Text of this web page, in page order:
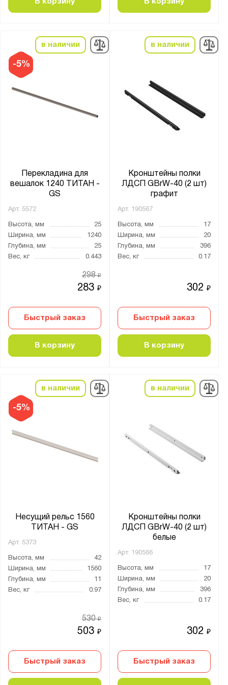
В корзину В корзину
-5%
в наличии
Перекладина для
вешалок 1240 ТИТАН -
GS
Арт. 5572
Высота, мм
25
Ширина, мм
1240
Глубина, мм
25
Вес, кг
0.443
283₽
298₽
Быстрый заказ
В корзину
в наличии
Кронштейны полки
ЛДСП GBrW-40 (2 шт)
графит
Арт. 190567
Высота, мм
17
Ширина, мм
20
Глубина, мм
396
Вес, кг
0.17
302₽
Быстрый заказ
В корзину
-5%
в наличии
Несущий рельс 1560
ТИТАН - GS
Арт. 5373
Высота, мм
42
Ширина, мм
1560
Глубина, мм
11
Вес, кг
0.97
503₽
530₽
Быстрый заказ
в наличии
Кронштейны полки
ЛДСП GBrW-40 (2 шт)
белые
Арт. 190566
Высота, мм
17
Ширина, мм
20
Глубина, мм
396
Вес, кг
0.17
302₽
Быстрый заказ